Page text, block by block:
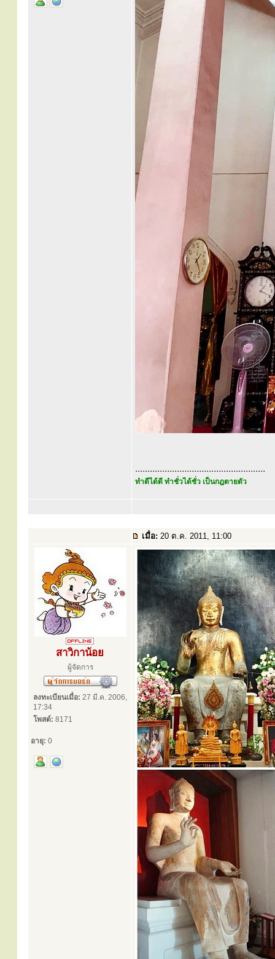
.....................................................
ทำดีได้ดี ทำชั่วได้ชั่ว เป็นกฎตายตัว
เมื่อ: 20 ต.ค. 2011, 11:00
สาวิกาน้อย
ผู้จัดการ
ลงทะเบียนเมื่อ: 27 มี.ค. 2006,
17:34
โพสต์: 8171
อายุ: 0